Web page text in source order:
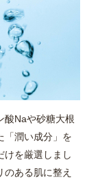
酸Naや砂糖大根
「潤い成分」を
けを厳選しまし
ある肌に整え